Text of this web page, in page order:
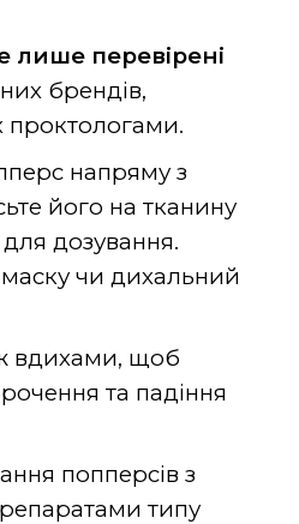
лише перевірені
брендів,
напряму з
його на тканину
дозування.
чи дихальний
вдихами, щоб
та падіння
попперсів з
типу